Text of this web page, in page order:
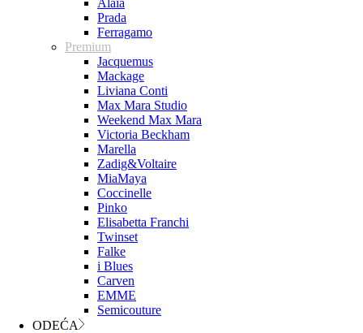
Alaïa
Prada
Ferragamo
Premium
Jacquemus
Mackage
Liviana Conti
Max Mara Studio
Weekend Max Mara
Victoria Beckham
Marella
Zadig&Voltaire
MiaMaya
Coccinelle
Pinko
Elisabetta Franchi
Twinset
Falke
i Blues
Carven
EMME
Semicouture
ODEĆA